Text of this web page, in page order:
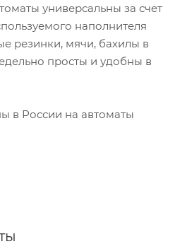
универсальны за счет
наполнителя
резинки, мячи, бахилы в
просты и удобны в
в России на автоматы